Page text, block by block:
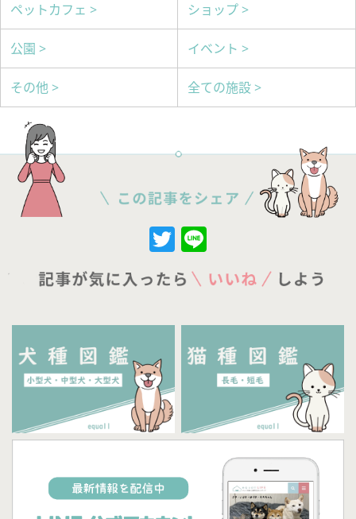
ペットカフェ > ショップ >
公園 > イベント >
その他 > 全ての施設 >
Twitter